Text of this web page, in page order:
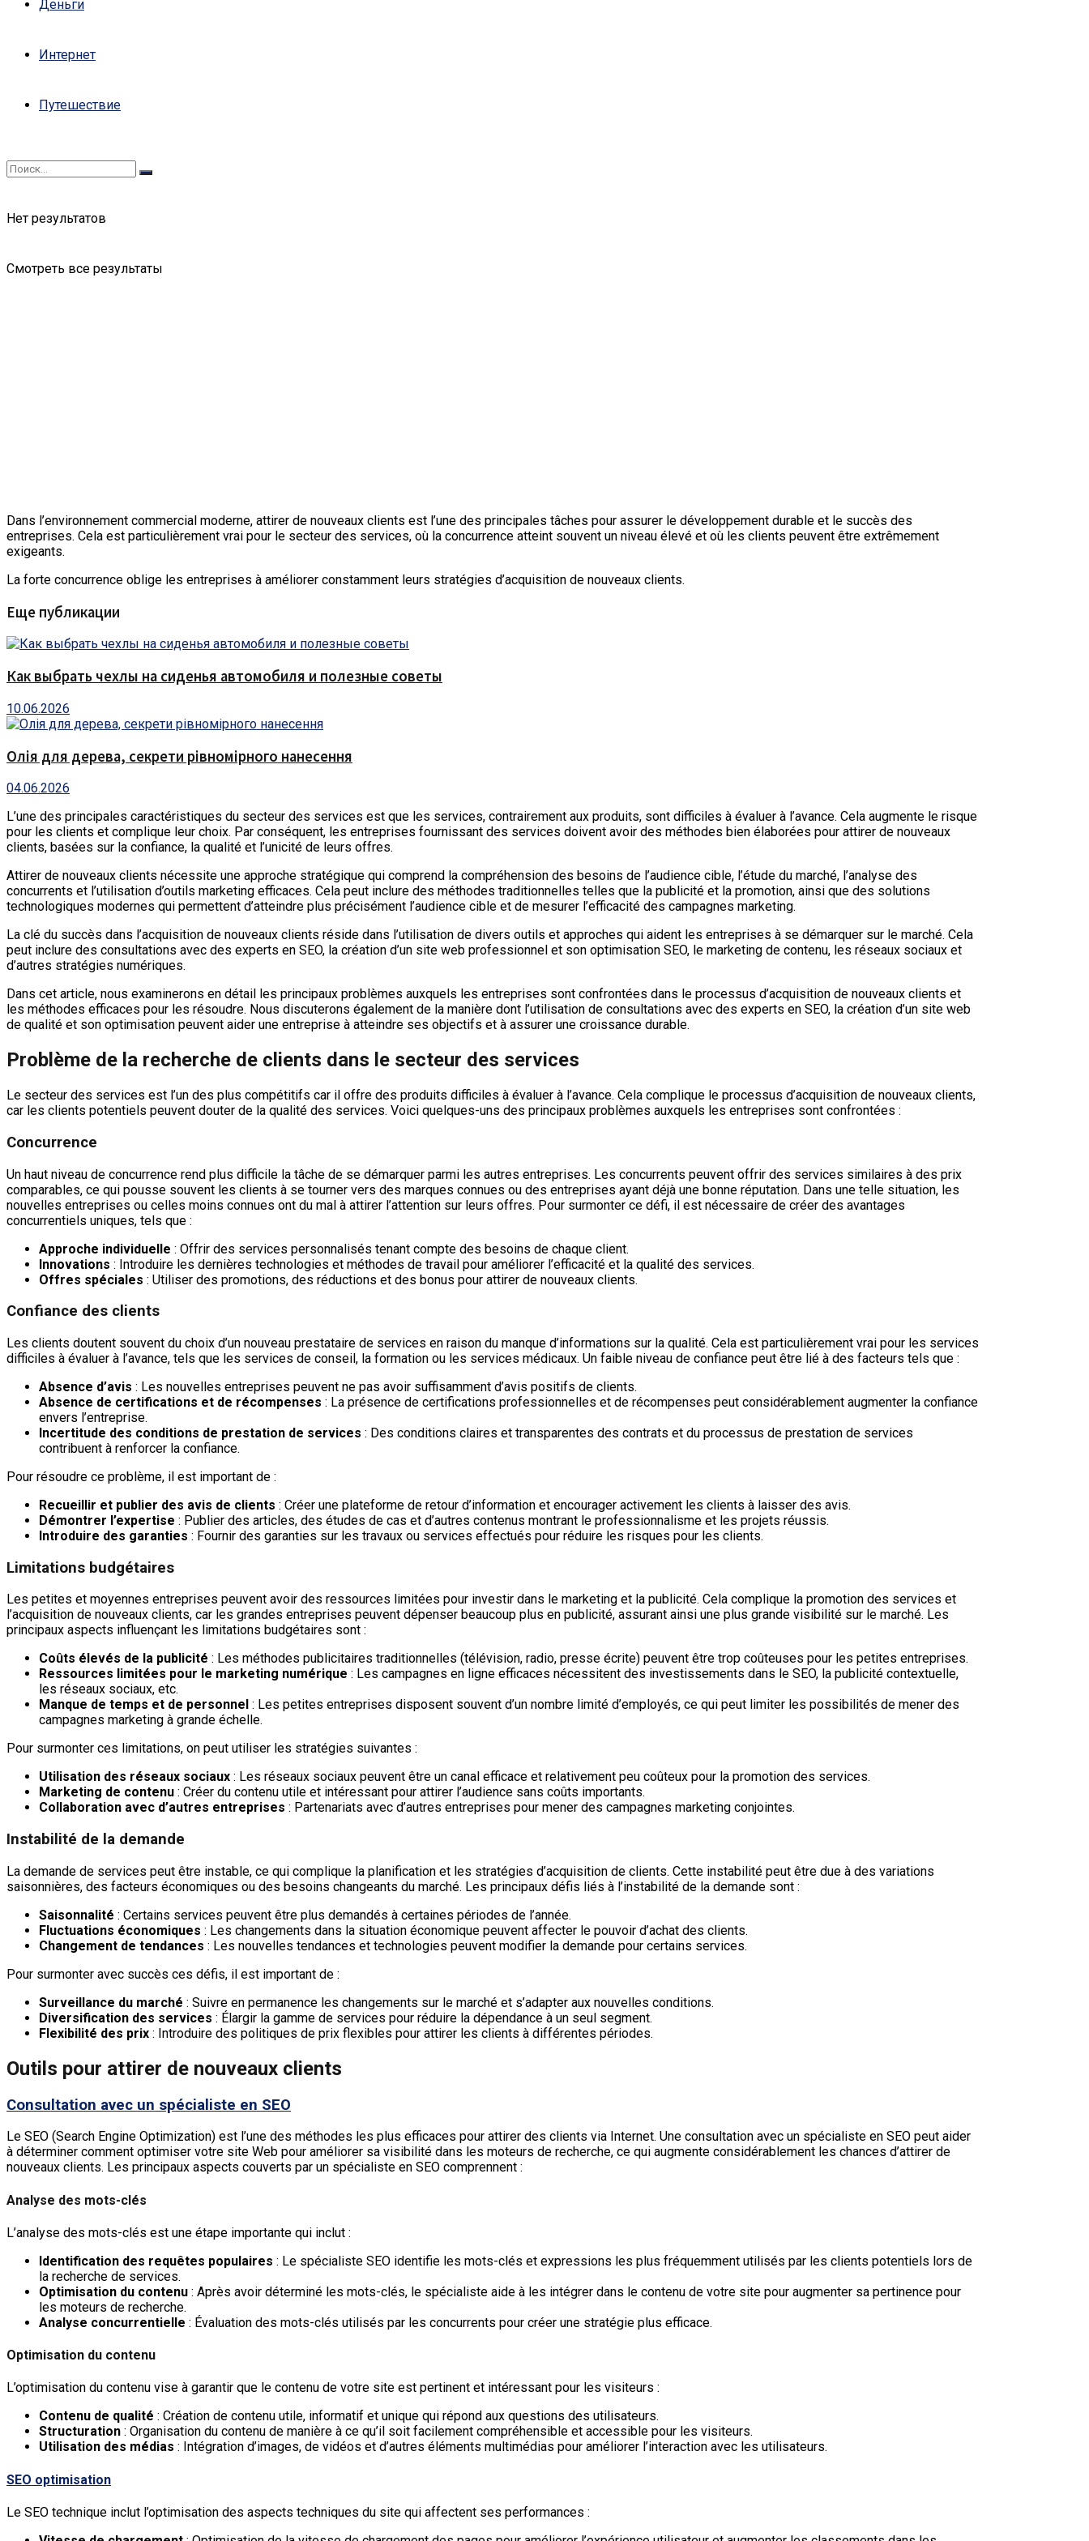
Деньги
Интернет
Путешествие
Нет результатов
Смотреть все результаты
Dans l’environnement commercial moderne, attirer de nouveaux clients est l’une des principales tâches pour assurer le développement durable et le succès des
entreprises. Cela est particulièrement vrai pour le secteur des services, où la concurrence atteint souvent un niveau élevé et où les clients peuvent être extrêmement
exigeants.
La forte concurrence oblige les entreprises à améliorer constamment leurs stratégies d’acquisition de nouveaux clients.
Еще публикации
Как выбрать чехлы на сиденья автомобиля и полезные советы
10.06.2026
Олія для дерева, секрети рівномірного нанесення
04.06.2026
L’une des principales caractéristiques du secteur des services est que les services, contrairement aux produits, sont difficiles à évaluer à l’avance. Cela augmente le risque
pour les clients et complique leur choix. Par conséquent, les entreprises fournissant des services doivent avoir des méthodes bien élaborées pour attirer de nouveaux
clients, basées sur la confiance, la qualité et l’unicité de leurs offres.
Attirer de nouveaux clients nécessite une approche stratégique qui comprend la compréhension des besoins de l’audience cible, l’étude du marché, l’analyse des
concurrents et l’utilisation d’outils marketing efficaces. Cela peut inclure des méthodes traditionnelles telles que la publicité et la promotion, ainsi que des solutions
technologiques modernes qui permettent d’atteindre plus précisément l’audience cible et de mesurer l’efficacité des campagnes marketing.
La clé du succès dans l’acquisition de nouveaux clients réside dans l’utilisation de divers outils et approches qui aident les entreprises à se démarquer sur le marché. Cela
peut inclure des consultations avec des experts en SEO, la création d’un site web professionnel et son optimisation SEO, le marketing de contenu, les réseaux sociaux et
d’autres stratégies numériques.
Dans cet article, nous examinerons en détail les principaux problèmes auxquels les entreprises sont confrontées dans le processus d’acquisition de nouveaux clients et
les méthodes efficaces pour les résoudre. Nous discuterons également de la manière dont l’utilisation de consultations avec des experts en SEO, la création d’un site web
de qualité et son optimisation peuvent aider une entreprise à atteindre ses objectifs et à assurer une croissance durable.
Problème de la recherche de clients dans le secteur des services
Le secteur des services est l’un des plus compétitifs car il offre des produits difficiles à évaluer à l’avance. Cela complique le processus d’acquisition de nouveaux clients,
car les clients potentiels peuvent douter de la qualité des services. Voici quelques-uns des principaux problèmes auxquels les entreprises sont confrontées :
Concurrence
Un haut niveau de concurrence rend plus difficile la tâche de se démarquer parmi les autres entreprises. Les concurrents peuvent offrir des services similaires à des prix
comparables, ce qui pousse souvent les clients à se tourner vers des marques connues ou des entreprises ayant déjà une bonne réputation. Dans une telle situation, les
nouvelles entreprises ou celles moins connues ont du mal à attirer l’attention sur leurs offres. Pour surmonter ce défi, il est nécessaire de créer des avantages
concurrentiels uniques, tels que :
Approche individuelle : Offrir des services personnalisés tenant compte des besoins de chaque client.
Innovations : Introduire les dernières technologies et méthodes de travail pour améliorer l’efficacité et la qualité des services.
Offres spéciales : Utiliser des promotions, des réductions et des bonus pour attirer de nouveaux clients.
Confiance des clients
Les clients doutent souvent du choix d’un nouveau prestataire de services en raison du manque d’informations sur la qualité. Cela est particulièrement vrai pour les services
difficiles à évaluer à l’avance, tels que les services de conseil, la formation ou les services médicaux. Un faible niveau de confiance peut être lié à des facteurs tels que :
Absence d’avis : Les nouvelles entreprises peuvent ne pas avoir suffisamment d’avis positifs de clients.
Absence de certifications et de récompenses : La présence de certifications professionnelles et de récompenses peut considérablement augmenter la confiance
envers l’entreprise.
Incertitude des conditions de prestation de services : Des conditions claires et transparentes des contrats et du processus de prestation de services
contribuent à renforcer la confiance.
Pour résoudre ce problème, il est important de :
Recueillir et publier des avis de clients : Créer une plateforme de retour d’information et encourager activement les clients à laisser des avis.
Démontrer l’expertise : Publier des articles, des études de cas et d’autres contenus montrant le professionnalisme et les projets réussis.
Introduire des garanties : Fournir des garanties sur les travaux ou services effectués pour réduire les risques pour les clients.
Limitations budgétaires
Les petites et moyennes entreprises peuvent avoir des ressources limitées pour investir dans le marketing et la publicité. Cela complique la promotion des services et
l’acquisition de nouveaux clients, car les grandes entreprises peuvent dépenser beaucoup plus en publicité, assurant ainsi une plus grande visibilité sur le marché. Les
principaux aspects influençant les limitations budgétaires sont :
Coûts élevés de la publicité : Les méthodes publicitaires traditionnelles (télévision, radio, presse écrite) peuvent être trop coûteuses pour les petites entreprises.
Ressources limitées pour le marketing numérique : Les campagnes en ligne efficaces nécessitent des investissements dans le SEO, la publicité contextuelle,
les réseaux sociaux, etc.
Manque de temps et de personnel : Les petites entreprises disposent souvent d’un nombre limité d’employés, ce qui peut limiter les possibilités de mener des
campagnes marketing à grande échelle.
Pour surmonter ces limitations, on peut utiliser les stratégies suivantes :
Utilisation des réseaux sociaux : Les réseaux sociaux peuvent être un canal efficace et relativement peu coûteux pour la promotion des services.
Marketing de contenu : Créer du contenu utile et intéressant pour attirer l’audience sans coûts importants.
Collaboration avec d’autres entreprises : Partenariats avec d’autres entreprises pour mener des campagnes marketing conjointes.
Instabilité de la demande
La demande de services peut être instable, ce qui complique la planification et les stratégies d’acquisition de clients. Cette instabilité peut être due à des variations
saisonnières, des facteurs économiques ou des besoins changeants du marché. Les principaux défis liés à l’instabilité de la demande sont :
Saisonnalité : Certains services peuvent être plus demandés à certaines périodes de l’année.
Fluctuations économiques : Les changements dans la situation économique peuvent affecter le pouvoir d’achat des clients.
Changement de tendances : Les nouvelles tendances et technologies peuvent modifier la demande pour certains services.
Pour surmonter avec succès ces défis, il est important de :
Surveillance du marché : Suivre en permanence les changements sur le marché et s’adapter aux nouvelles conditions.
Diversification des services : Élargir la gamme de services pour réduire la dépendance à un seul segment.
Flexibilité des prix : Introduire des politiques de prix flexibles pour attirer les clients à différentes périodes.
Outils pour attirer de nouveaux clients
Consultation avec un spécialiste en SEO
Le SEO (Search Engine Optimization) est l’une des méthodes les plus efficaces pour attirer des clients via Internet. Une consultation avec un spécialiste en SEO peut aider
à déterminer comment optimiser votre site Web pour améliorer sa visibilité dans les moteurs de recherche, ce qui augmente considérablement les chances d’attirer de
nouveaux clients. Les principaux aspects couverts par un spécialiste en SEO comprennent :
Analyse des mots-clés
L’analyse des mots-clés est une étape importante qui inclut :
Identification des requêtes populaires : Le spécialiste SEO identifie les mots-clés et expressions les plus fréquemment utilisés par les clients potentiels lors de
la recherche de services.
Optimisation du contenu : Après avoir déterminé les mots-clés, le spécialiste aide à les intégrer dans le contenu de votre site pour augmenter sa pertinence pour
les moteurs de recherche.
Analyse concurrentielle : Évaluation des mots-clés utilisés par les concurrents pour créer une stratégie plus efficace.
Optimisation du contenu
L’optimisation du contenu vise à garantir que le contenu de votre site est pertinent et intéressant pour les visiteurs :
Contenu de qualité : Création de contenu utile, informatif et unique qui répond aux questions des utilisateurs.
Structuration : Organisation du contenu de manière à ce qu’il soit facilement compréhensible et accessible pour les visiteurs.
Utilisation des médias : Intégration d’images, de vidéos et d’autres éléments multimédias pour améliorer l’interaction avec les utilisateurs.
SEO optimisation
Le SEO technique inclut l’optimisation des aspects techniques du site qui affectent ses performances :